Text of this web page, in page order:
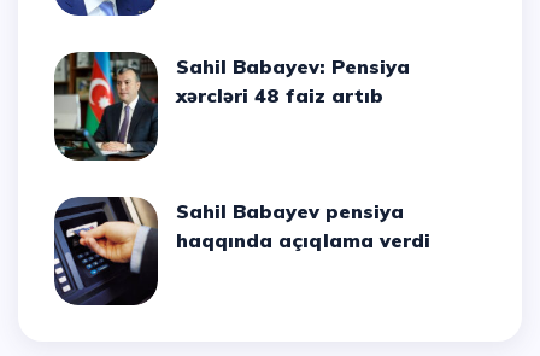
Sahil Babayev: Pensiya
xərcləri 48 faiz artıb
Sahil Babayev pensiya
haqqında açıqlama verdi